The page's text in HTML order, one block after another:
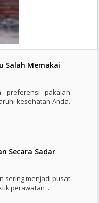
Salah Memakai
preferensi pakaian
kesehatan Anda.
Secara Sadar
sering menjadi pusat
perawatan ..